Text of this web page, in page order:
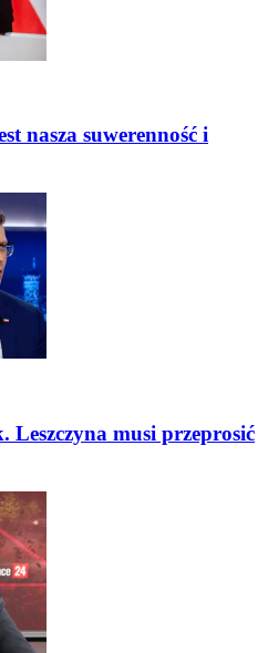
nasza suwerenność i
Leszczyna musi przeprosić